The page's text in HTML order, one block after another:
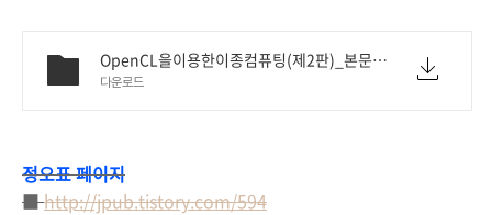
OpenCL을이용한이종컴퓨팅(제2판)_본문샘플.pdf
다운로드
정오표 페이지
■http://jpub.tistory.com/594